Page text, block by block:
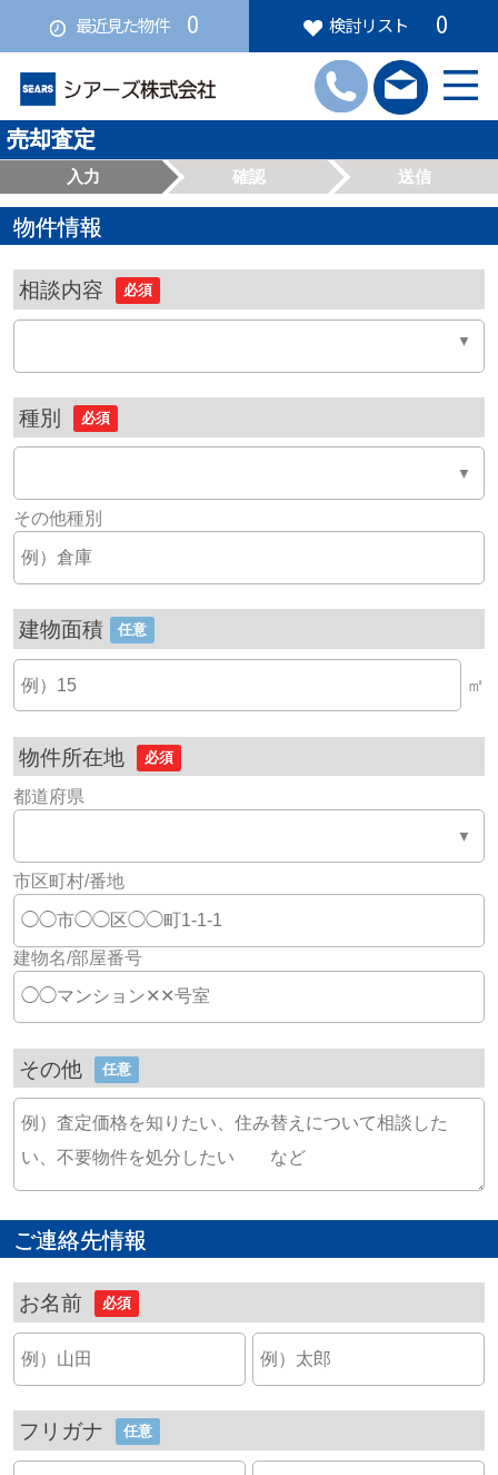
最近見た物件 0 検討リスト 0
売却査定
入力 確認 送信
物件情報
相談内容 必須
種別 必須
その他種別
建物面積 任意
㎡
物件所在地 必須
都道府県
市区町村/番地
建物名/部屋番号
その他 任意
ご連絡先情報
お名前 必須
フリガナ 任意